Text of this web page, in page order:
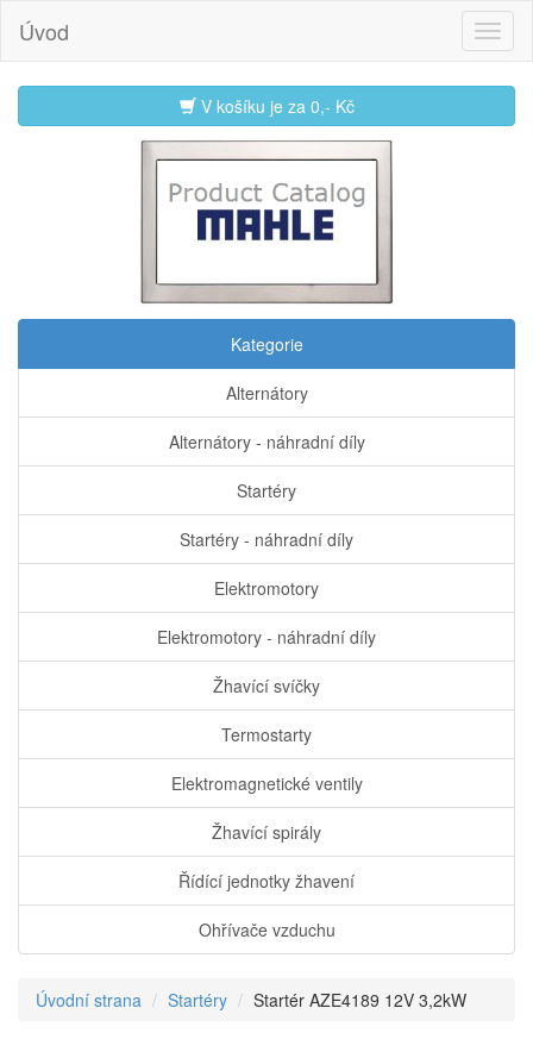
Úvod
V košíku je za 0,- Kč
Kategorie
Alternátory
Alternátory - náhradní díly
Startéry
Startéry - náhradní díly
Elektromotory
Elektromotory - náhradní díly
Žhavící svíčky
Termostarty
Elektromagnetické ventily
Žhavící spirály
Řídící jednotky žhavení
Ohřívače vzduchu
Úvodní strana Startéry Startér AZE4189 12V 3,2kW